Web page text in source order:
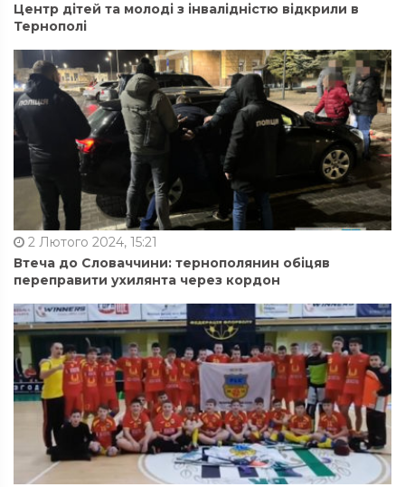
Центр дітей та молоді з інвалідністю відкрили в
Тернополі
2 Лютого 2024, 15:21
Втеча до Словаччини: тернополянин обіцяв
переправити ухилянта через кордон